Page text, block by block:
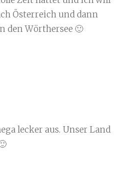
Österreich und dann
den Wörthersee 🙂
lecker aus. Unser Land